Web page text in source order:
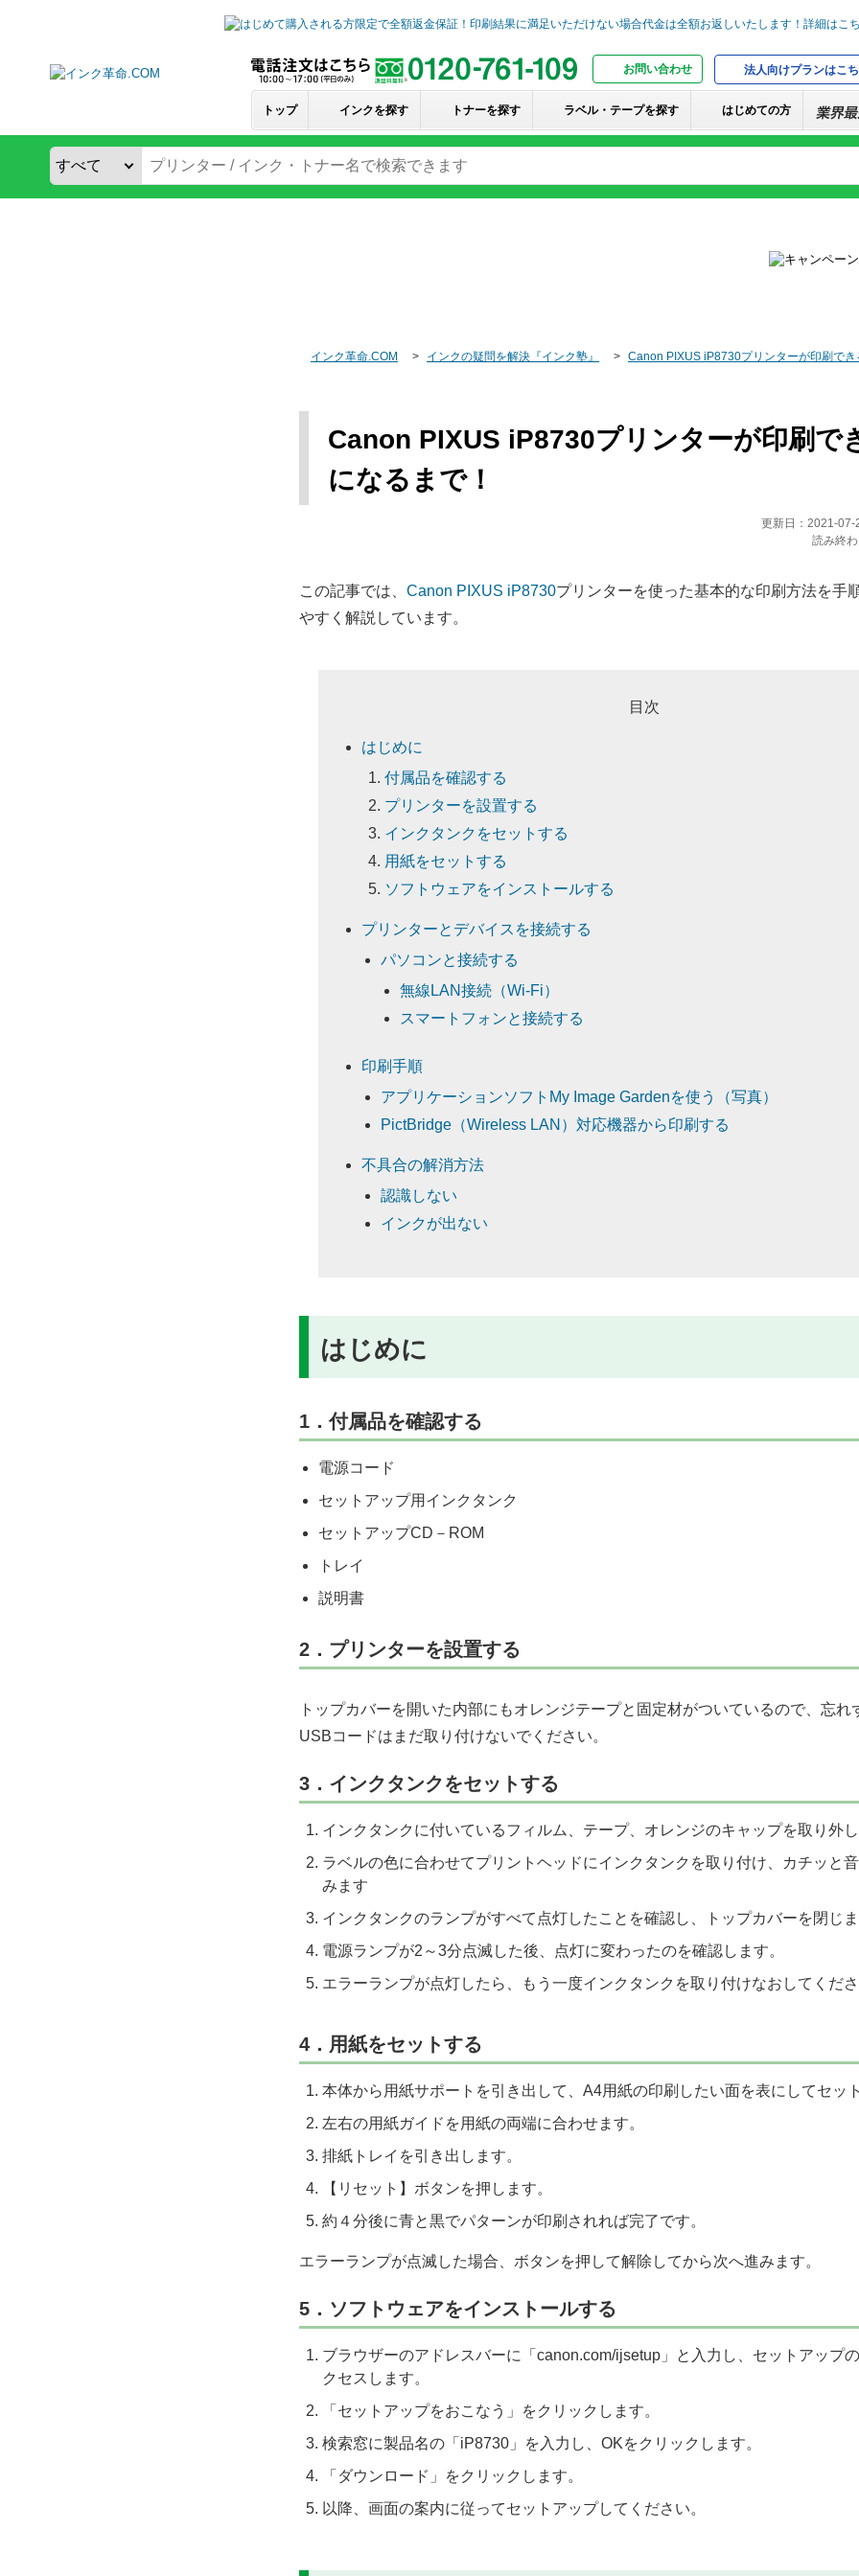
お問い合わせ 法人向けプランはこ
トップ インクを探す トナーを探す ラベル・テープを探す はじめての方
インク革命.COM インクの疑問を解決『インク塾』 Canon PIXUS iP8730プリンターが印刷でき
Canon PIXUS iP8730プリンターが印刷で
になるまで！
更新日： 2021-07-
読み終
この記事では、 Canon PIXUS iP8730プリンターを使った基本的な印刷方法を手
やすく解説しています。
目次
はじめに
付属品を確認する
プリンターを設置する
インクタンクをセットする
用紙をセットする
ソフトウェアをインストールする
プリンターとデバイスを接続する
パソコンと接続する
無線LAN接続（Wi-Fi）
スマートフォンと接続する
印刷手順
アプリケーションソフトMy Image Gardenを使う（写真）
PictBridge（Wireless LAN）対応機器から印刷する
不具合の解消方法
認識しない
インクが出ない
はじめに
1．付属品を確認する
電源コード
セットアップ用インクタンク
セットアップCD－ROM
トレイ
説明書
2．プリンターを設置する
トップカバーを開いた内部にもオレンジテープと固定材がついているので、忘れ
USBコードはまだ取り付けないでください。
3．インクタンクをセットする
インクタンクに付いているフィルム、テープ、オレンジのキャップを取り外し
ラベルの色に合わせてプリントヘッドにインクタンクを取り付け、カチッと
みます
インクタンクのランプがすべて点灯したことを確認し、トップカバーを閉じま
電源ランプが2～3分点滅した後、点灯に変わったのを確認します。
エラーランプが点灯したら、もう一度インクタンクを取り付けなおしてくださ
4．用紙をセットする
本体から用紙サポートを引き出して、A4用紙の印刷したい面を表にしてセッ
左右の用紙ガイドを用紙の両端に合わせます。
排紙トレイを引き出します。
【リセット】ボタンを押します。
約４分後に青と黒でパターンが印刷されれば完了です。
エラーランプが点滅した場合、ボタンを押して解除してから次へ進みます。
5．ソフトウェアをインストールする
ブラウザーのアドレスバーに「canon.com/ijsetup」と入力し、セットアップ
クセスします。
「セットアップをおこなう」をクリックします。
検索窓に製品名の「iP8730」を入力し、OKをクリックします。
「ダウンロード」をクリックします。
以降、画面の案内に従ってセットアップしてください。